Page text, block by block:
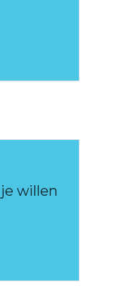
willen